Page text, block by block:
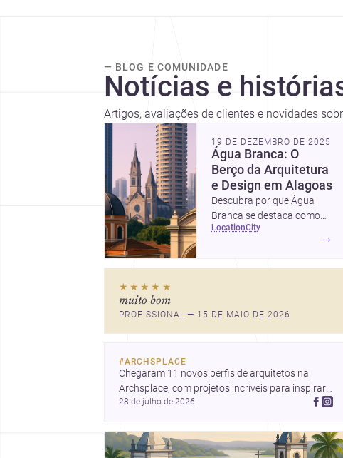
— BLOG E COMUNIDADE
Notícias e
Artigos, avaliações de clientes e novidades
19 DE DEZEMBRO DE 2025
Água Branca: O
Berço da Arquitetura
e Design em Alagoas
Descubra por que Água
Branca se destaca como
um polo de arquitetura e
seus projetos.
location city
→
★★★★★
muito bom
PROFISSIONAL — 15 DE MAIO DE 2026
#ARCHSPLACE
Chegaram 11 novos perfis de arquitetos na
Archsplace, com projetos incríveis para inspirar
você. Conheça cada perfil e descubra novas
28 de julho de 2026